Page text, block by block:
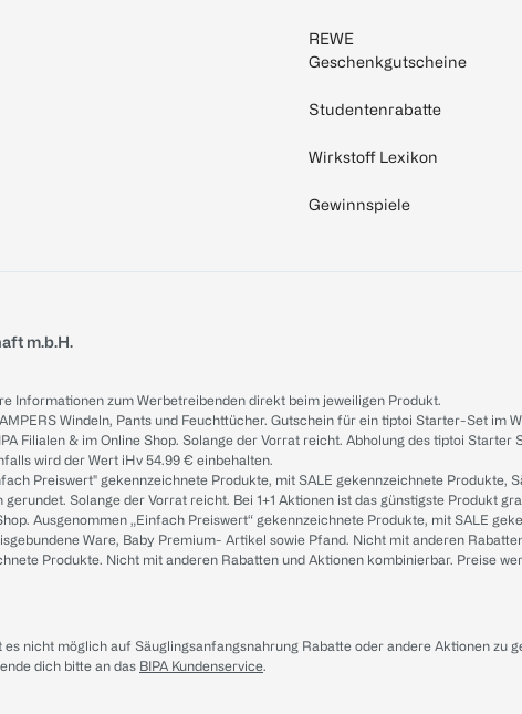
REWE
Geschenkgutscheine
Studentenrabatte
Wirkstoff Lexikon
Gewinnspiele
m.b.H.
Informationen zum Werbetreibenden direkt beim jeweiligen Produkt.
Windeln, Pants und Feuchttücher. Gutschein für ein tiptoi Starter-Set
Filialen & im Online Shop. Solange der Vorrat reicht. Abholung des tiptoi
wird der Wert iHv 54.99 € einbehalten.
Preiswert" gekennzeichnete Produkte, mit SALE gekennzeichnete
Solange der Vorrat reicht. Bei 1+1 Aktionen ist das günstigste Produkt
Ausgenommen „Einfach Preiswert“ gekennzeichnete Produkte, mit SALE
Ware, Baby Premium- Artikel sowie Pfand. Nicht mit anderen
Produkte. Nicht mit anderen Rabatten und Aktionen kombinierbar. Preise
nicht möglich auf Säuglingsanfangsnahrung Rabatte oder andere Aktionen
dich bitte an das BIPA Kundenservice.